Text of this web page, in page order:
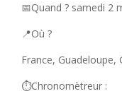
📅Quand ? samedi 2
📍Où ?
France, Guadeloupe,
⏱️Chronomètreur :